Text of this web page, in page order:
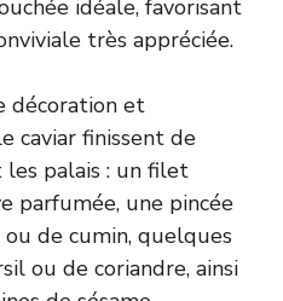
idéale, favorisant
très appréciée.
décoration et
caviar finissent de
palais : un filet
parfumée, une pincée
de cumin, quelques
ou de coriandre, ainsi